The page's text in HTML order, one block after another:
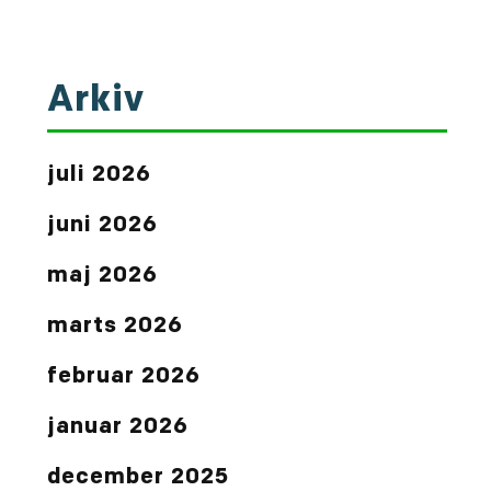
Arkiv
juli 2026
juni 2026
maj 2026
marts 2026
februar 2026
januar 2026
december 2025